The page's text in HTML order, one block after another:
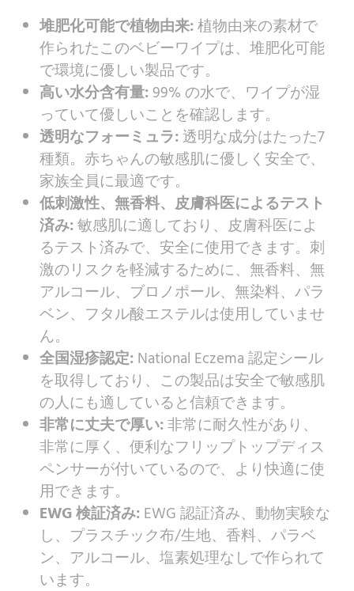
堆肥化可能で植物由来:植物由来の素材で
作られたこのベビーワイプは、堆肥化可能
で環境に優しい製品です。
高い水分含有量:99% の水で、ワイプが湿
っていて優しいことを確認します。
透明なフォーミュラ:透明な成分はたった7
種類。赤ちゃんの敏感肌に優しく安全で、
家族全員に最適です。
低刺激性、無香料、皮膚科医によるテスト
済み:敏感肌に適しており、皮膚科医によ
るテスト済みで、安全に使用できます。刺
激のリスクを軽減するために、無香料、無
アルコール、ブロノポール、無染料、パラ
ベン、フタル酸エステルは使用していませ
ん。
全国湿疹認定: National Eczema 認定シール
を取得しており、この製品は安全で敏感肌
の人にも適していると信頼できます。
非常に丈夫で厚い:非常に耐久性があり、
非常に厚く、便利なフリップトップディス
ペンサーが付いているので、より快適に使
用できます。
EWG 検証済み: EWG 認証済み、動物実験な
し、プラスチック布/生地、香料、パラベ
ン、アルコール、塩素処理なしで作られて
います。